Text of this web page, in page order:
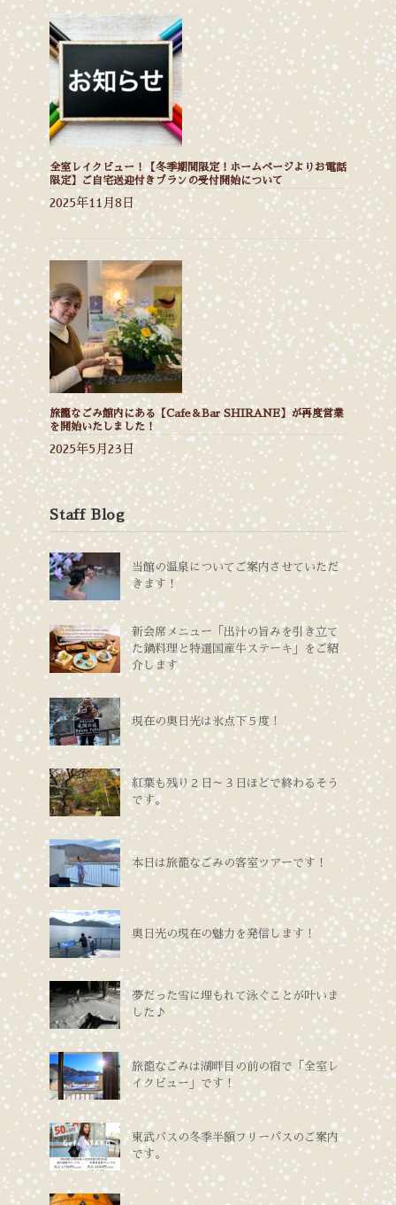
全室レイクビュー！【冬季期間限定！ホームページよりお電話
限定】ご自宅送迎付きプランの受付開始について
2025年11月8日
旅籠なごみ館内にある【Cafe＆Bar SHIRANE】が再度営業
を開始いたしました！
2025年5月23日
Staff Blog
当館の温泉についてご案内させていただ
きます！
新会席メニュー「出汁の旨みを引き立て
た鍋料理と特選国産牛ステーキ」をご紹
介します
現在の奥日光は氷点下５度！
紅葉も残り２日～３日ほどで終わるそう
です。
本日は旅籠なごみの客室ツアーです！
奥日光の現在の魅力を発信します！
夢だった雪に埋もれて泳ぐことが叶いま
した♪
旅籠なごみは湖畔目の前の宿で「全室レ
イクビュー」です！
東武バスの冬季半額フリーパスのご案内
です。